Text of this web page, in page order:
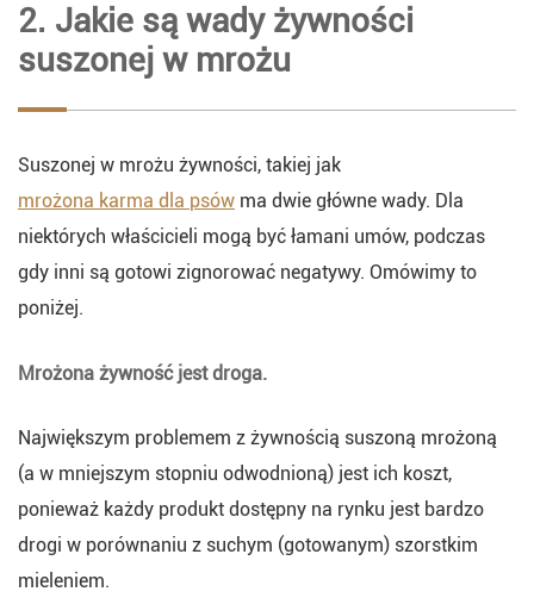
2. Jakie są wady żywności
suszonej w mrożu
Suszonej w mrożu żywności, takiej jak
mrożona karma dla psów ma dwie główne wady. Dla
niektórych właścicieli mogą być łamani umów, podczas
gdy inni są gotowi zignorować negatywy. Omówimy to
poniżej.
Mrożona żywność jest droga.
Największym problemem z żywnością suszoną mrożoną
(a w mniejszym stopniu odwodnioną) jest ich koszt,
ponieważ każdy produkt dostępny na rynku jest bardzo
drogi w porównaniu z suchym (gotowanym) szorstkim
mieleniem.